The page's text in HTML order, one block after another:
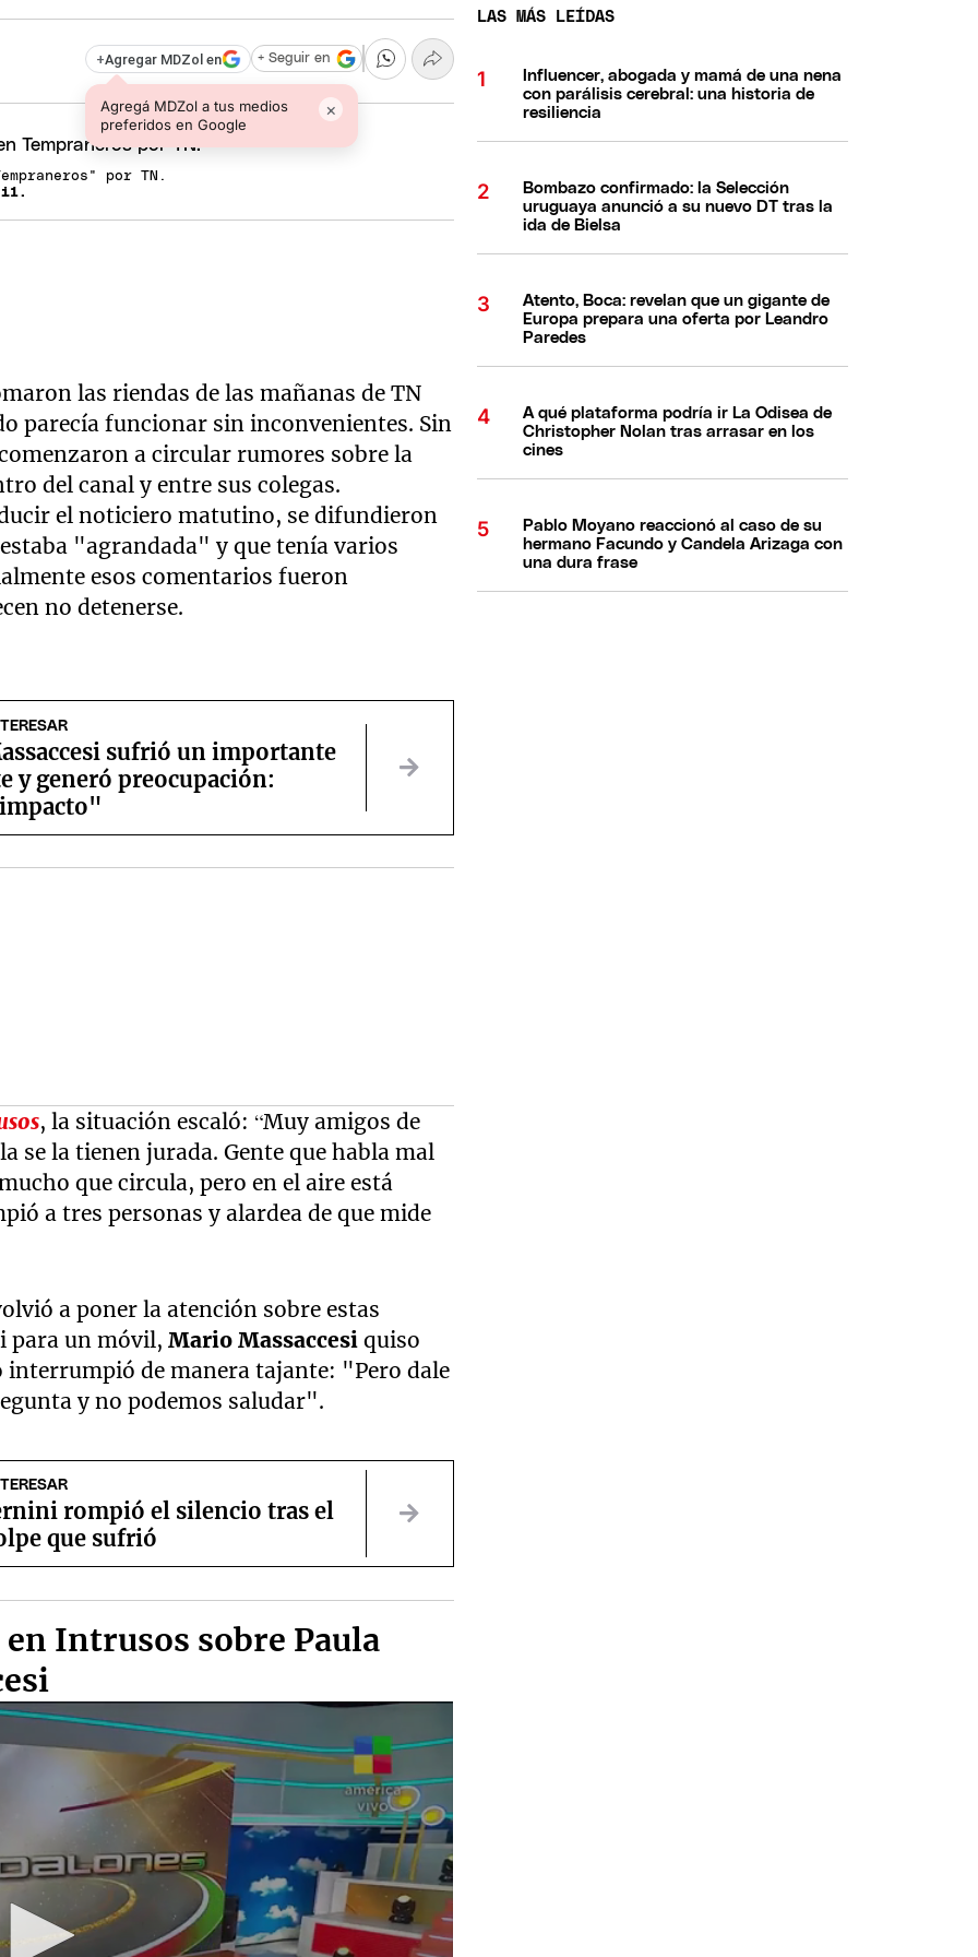
+Agregar MDZol en
Agregá MDZol a tus medios
preferidos en Google
×
+ Seguir en
por TN.
las riendas de las mañanas de TN
parecía funcionar sin inconvenientes. Sin
a circular rumores sobre la
del canal y entre sus colegas.
el noticiero matutino, se difundieron
"agrandada" y que tenía varios
esos comentarios fueron
no detenerse.
sufrió un importante
y generó preocupación:
, la situación escaló: “Muy amigos de
se la tienen jurada. Gente que habla mal
que circula, pero en el aire está
a tres personas y alardea de que mide
a poner la atención sobre estas
para un móvil,Mario Massaccesi quiso
de manera tajante: "Pero dale
y no podemos saludar".
rompió el silencio tras el
que sufrió
Intrusos sobre Paula
LAS MÁS LEÍDAS
Influencer, abogada y mamá de una nena
con parálisis cerebral: una historia de
resiliencia
Bombazo confirmado: la Selección
uruguaya anunció a su nuevo DT tras la
ida de Bielsa
Atento, Boca: revelan que un gigante de
Europa prepara una oferta por Leandro
Paredes
A qué plataforma podría ir La Odisea de
Christopher Nolan tras arrasar en los
cines
Pablo Moyano reaccionó al caso de su
hermano Facundo y Candela Arizaga con
una dura frase